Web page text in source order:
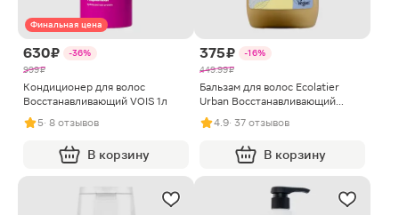
Финальная цена
630 ₽
-36%
999 ₽
Кондиционер для волос
Восстанавливающий VOIS 1л
5· 8 отзывов
В корзину
375 ₽
-16%
449.99 ₽
Бальзам для волос Ecolatier
Urban Восстанавливающий
Аргана и Белый жасмин 400мл
4.9· 37 отзывов
В корзину